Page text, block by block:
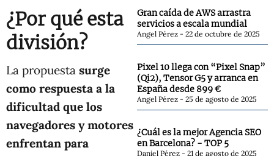
¿Por qué esta
división?
La propuesta surge
como respuesta a la
dificultad que los
navegadores y motores
enfrentan para
Gran caída de AWS arrastra
servicios a escala mundial
Angel Pérez 22 de octubre de 2025
Pixel 10 llega con “Pixel Snap”
(Qi2), Tensor G5 y arranca en
España desde 899 €
Angel Pérez 25 de agosto de 2025
¿Cuál es la mejor Agencia SEO
en Barcelona? - TOP 5
Daniel Pérez 21 de agosto de 2025